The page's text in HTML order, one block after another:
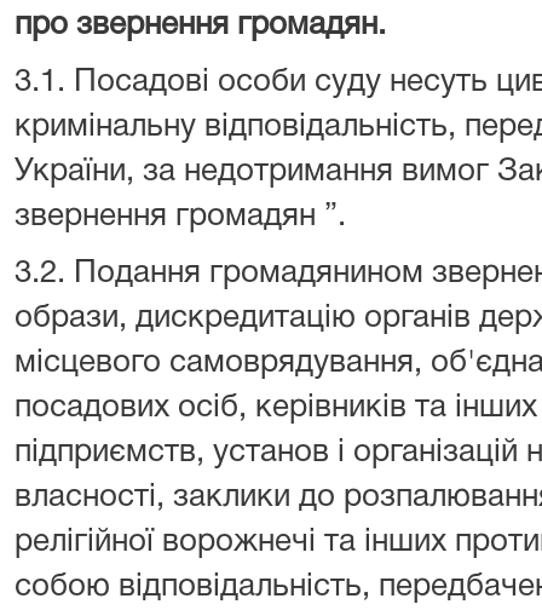
про звернення громадян.
3.1. Посадові особи суду несуть
кримінальну відповідальність,
України, за недотримання вимог
звернення громадян ”.
3.2. Подання громадянином
образи, дискредитацію органів
місцевого самоврядування,
посадових осіб, керівників та
підприємств, установ і
власності, заклики до
релігійної ворожнечі та інших
собою відповідальність,